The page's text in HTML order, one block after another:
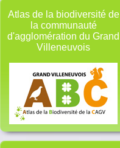
Atlas de la biodiversité de
la communauté
d'agglomération du Grand
Villeneuvois